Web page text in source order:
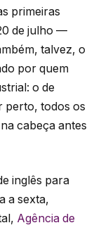
primeiras
de julho —
talvez, o
por quem
o de
perto, todos os
cabeça antes
inglês para
a sexta,
Agência de